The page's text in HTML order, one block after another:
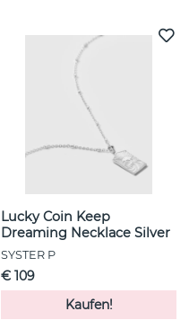
Lucky Coin Keep
Dreaming Necklace Silver
SYSTER P
€ 109
Kaufen!